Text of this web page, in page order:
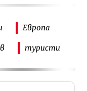
Европа
туристи